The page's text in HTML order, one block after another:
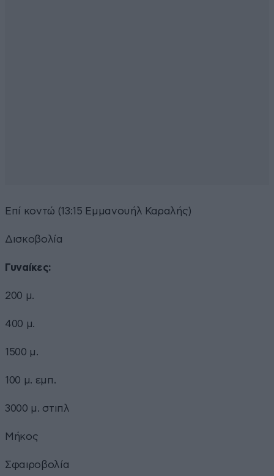
Επί κοντώ (13:15 Εμμανουήλ Καραλής)
Δισκοβολία
Γυναίκες:
200 μ.
400 μ.
1500 μ.
100 μ. εμπ.
3000 μ. στιπλ
Μήκος
Σφαιροβολία